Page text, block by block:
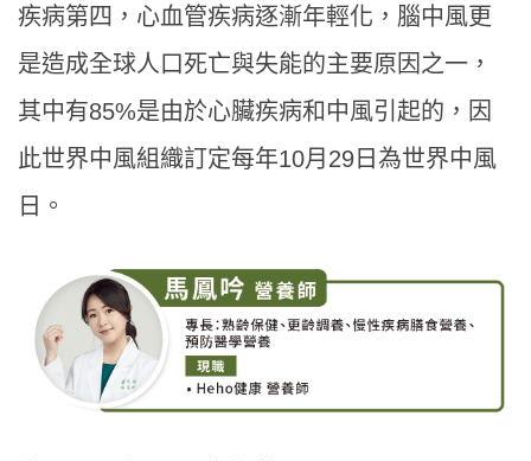
疾病第四，心血管疾病逐漸年輕化，腦中風更
是造成全球人口死亡與失能的主要原因之一，
其中有85%是由於心臟疾病和中風引起的，因
此世界中風組織訂定每年10月29日為世界中風
日。